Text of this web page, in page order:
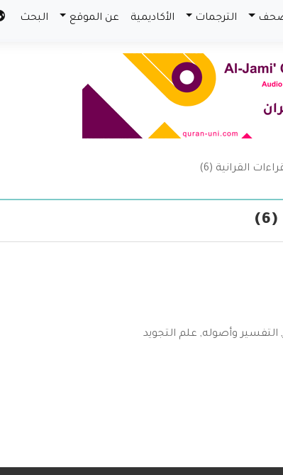
الترجمات الأكاديمية عن الموقع البحث
القرانية (6)
, التفسير وأصوله, علم التجويد